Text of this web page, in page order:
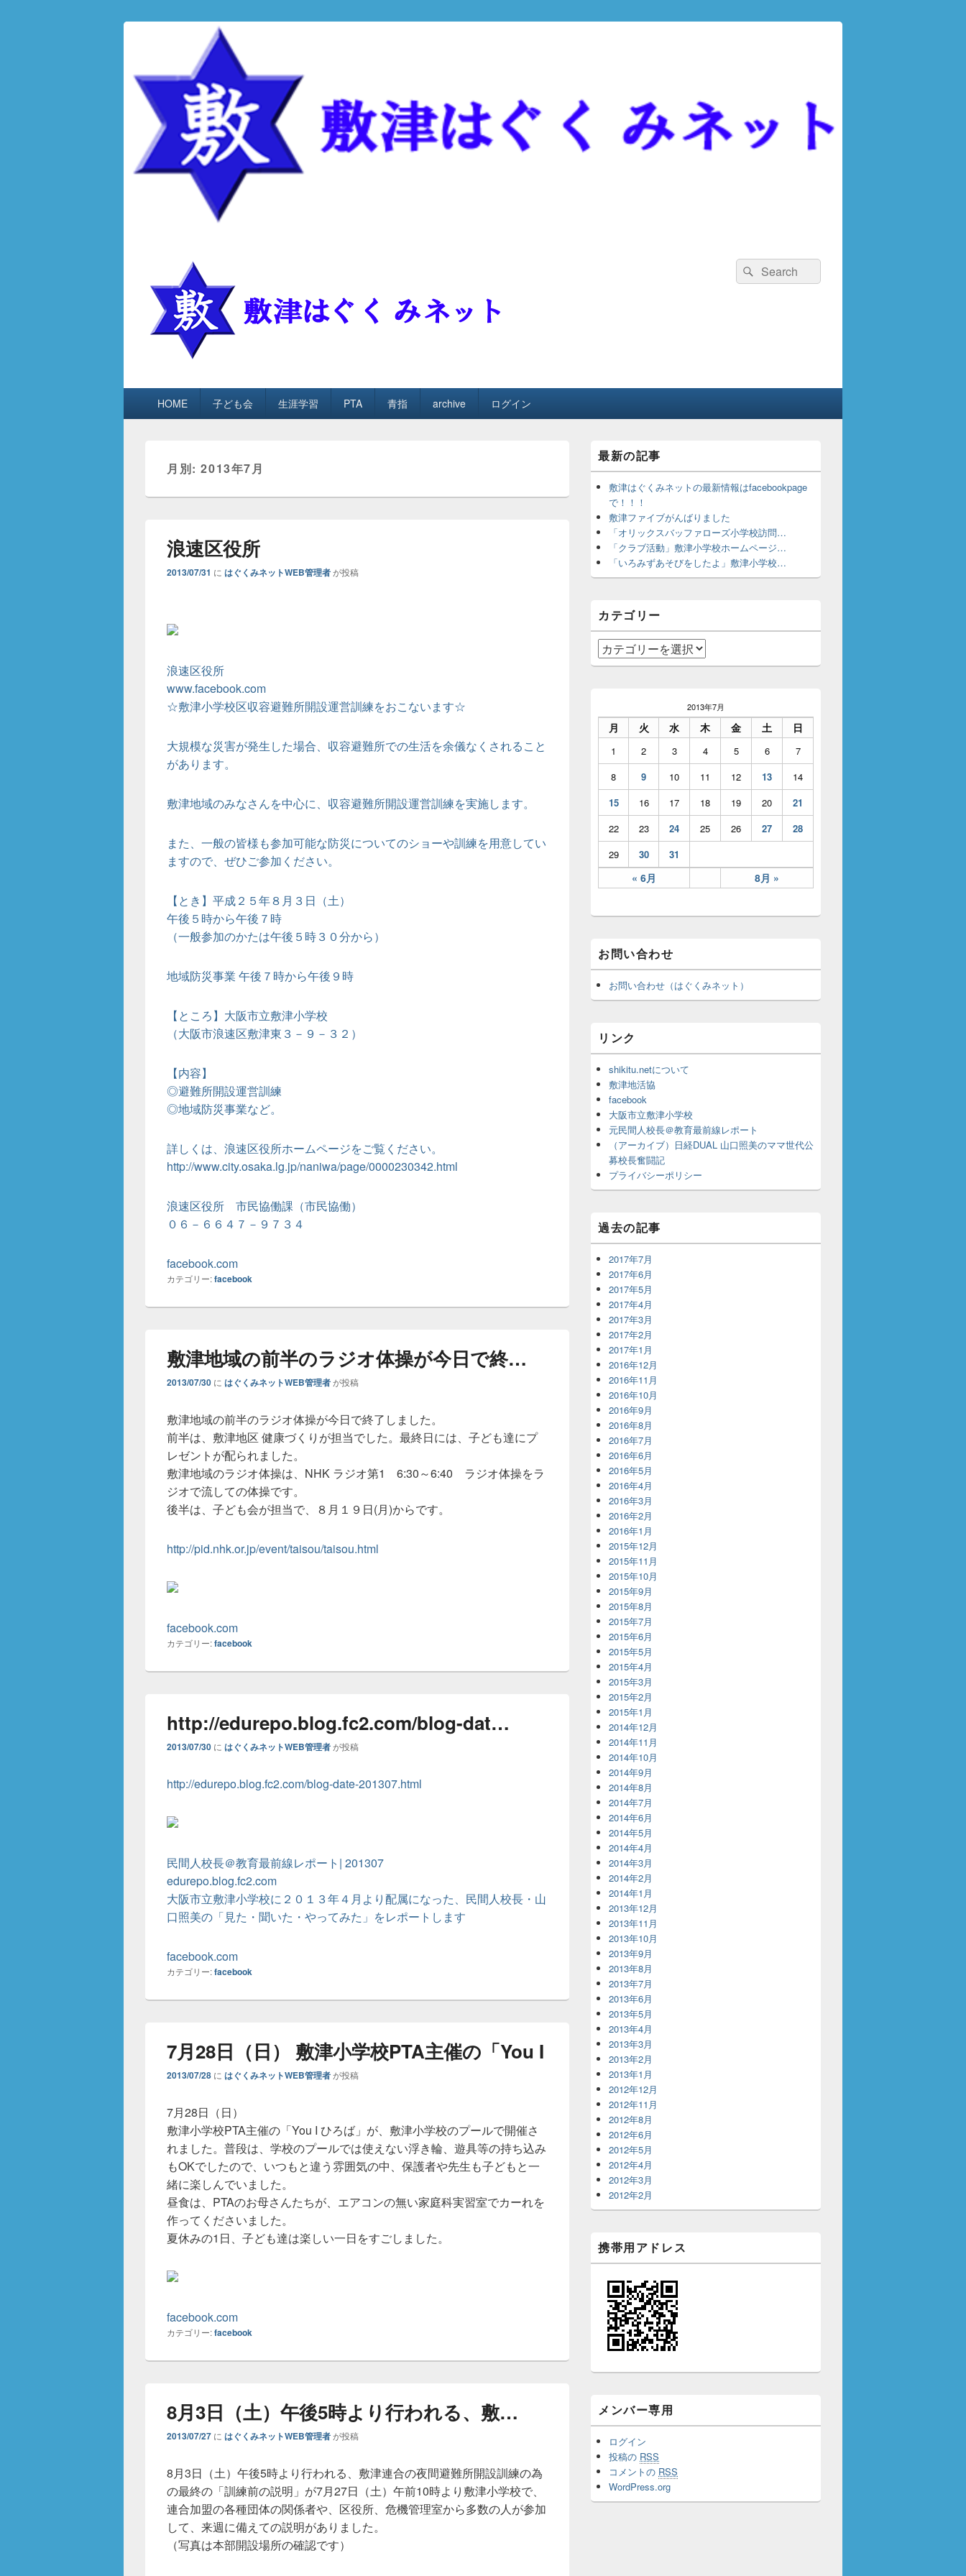
敷津はぐくみネット
検
索
検
索
HOME 子ども会 生涯学習 PTA 青指 archive ログイン
月別: 2013年7月
浪速区役所
2013/07/31 に はぐくみネットWEB管理者が投稿
浪速区役所
www.facebook.com
☆敷津小学校区収容避難所開設運営訓練をおこないます☆
大規模な災害が発生した場合、収容避難所での生活を余儀なくされること
があります。
敷津地域のみなさんを中心に、収容避難所開設運営訓練を実施します。
また、一般の皆様も参加可能な防災についてのショーや訓練を用意してい
ますので、ぜひご参加ください。
【とき】平成２５年８月３日（土）
午後５時から午後７時
（一般参加のかたは午後５時３０分から）
地域防災事業 午後７時から午後９時
【ところ】大阪市立敷津小学校
（大阪市浪速区敷津東３－９－３２）
【内容】
◎避難所開設運営訓練
◎地域防災事業など。
詳しくは、浪速区役所ホームページをご覧ください。
http://www.city.osaka.lg.jp/naniwa/page/0000230342.html
浪速区役所 市民協働課（市民協働）
０６－６６４７－９７３４
facebook.com
カテゴリー:facebook
敷津地域の前半のラジオ体操が今日で終…
2013/07/30 に はぐくみネットWEB管理者が投稿
敷津地域の前半のラジオ体操が今日で終了しました。
前半は、敷津地区 健康づくりが担当でした。最終日には、子ども達にプ
レゼントが配られました。
敷津地域のラジオ体操は、NHK ラジオ第1 6:30～6:40 ラジオ体操をラ
ジオで流しての体操です。
後半は、子ども会が担当で、８月１９日(月)からです。
http://pid.nhk.or.jp/event/taisou/taisou.html
facebook.com
カテゴリー:facebook
http://edurepo.blog.fc2.com/blog-dat…
2013/07/30 に はぐくみネットWEB管理者が投稿
http://edurepo.blog.fc2.com/blog-date-201307.html
民間人校長＠教育最前線レポート| 201307
edurepo.blog.fc2.com
大阪市立敷津小学校に２０１３年４月より配属になった、民間人校長・山
口照美の「見た・聞いた・やってみた」をレポートします
facebook.com
カテゴリー:facebook
7月28日（日） 敷津小学校PTA主催の「You I
2013/07/28 に はぐくみネットWEB管理者が投稿
7月28日（日）
敷津小学校PTA主催の「You I ひろば」が、敷津小学校のプールで開催さ
れました。普段は、学校のプールでは使えない浮き輪、遊具等の持ち込み
もOKでしたので、いつもと違う雰囲気の中、保護者や先生も子どもと一
緒に楽しんでいました。
昼食は、PTAのお母さんたちが、エアコンの無い家庭科実習室でカーれを
作ってくださいました。
夏休みの1日、子ども達は楽しい一日をすごしました。
facebook.com
カテゴリー:facebook
8月3日（土）午後5時より行われる、敷…
2013/07/27 に はぐくみネットWEB管理者が投稿
8月3日（土）午後5時より行われる、敷津連合の夜間避難所開設訓練の為
の最終の「訓練前の説明」が7月27日（土）午前10時より敷津小学校で、
連合加盟の各種団体の関係者や、区役所、危機管理室から多数の人が参加
して、来週に備えての説明がありました。
（写真は本部開設場所の確認です）
イ
ン
サ
ー
ウ
ィ
ジ
ト
エ
リ
最新の記事
敷津はぐくみネットの最新情報はfacebookpage
で！！！
敷津ファイブがんばりました
「オリックスバッファローズ小学校訪問…
「クラブ活動」敷津小学校ホームページ…
「いろみずあそびをしたよ」敷津小学校…
カテゴリー
カ
テ
2013年7月
月 火 水 木 金 土 日
« 6月 8月 »
1 2 3 4 5 6
7
8
9 10 11 12 13
14
15
16 17 18 19 20
21
22
23 24 25 26 27
28
29
30 31
お問い合わせ
お問い合わせ（はぐくみネット）
リンク
shikitu.netについて
敷津地活協
facebook
大阪市立敷津小学校
元民間人校長＠教育最前線レポート
（アーカイブ）日経DUAL 山口照美のママ世代公
募校長奮闘記
プライバシーポリシー
過去の記事
2017年7月
2017年6月
2017年5月
2017年4月
2017年3月
2017年2月
2017年1月
2016年12月
2016年11月
2016年10月
2016年9月
2016年8月
2016年7月
2016年6月
2016年5月
2016年4月
2016年3月
2016年2月
2016年1月
2015年12月
2015年11月
2015年10月
2015年9月
2015年8月
2015年7月
2015年6月
2015年5月
2015年4月
2015年3月
2015年2月
2015年1月
2014年12月
2014年11月
2014年10月
2014年9月
2014年8月
2014年7月
2014年6月
2014年5月
2014年4月
2014年3月
2014年2月
2014年1月
2013年12月
2013年11月
2013年10月
2013年9月
2013年8月
2013年7月
2013年6月
2013年5月
2013年4月
2013年3月
2013年2月
2013年1月
2012年12月
2012年11月
2012年8月
2012年6月
2012年5月
2012年4月
2012年3月
2012年2月
携帯用アドレス
メンバー専用
ログイン
投稿の RSS
コメントの RSS
WordPress.org